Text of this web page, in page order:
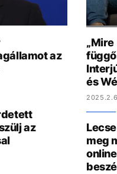
az
az
és
meg